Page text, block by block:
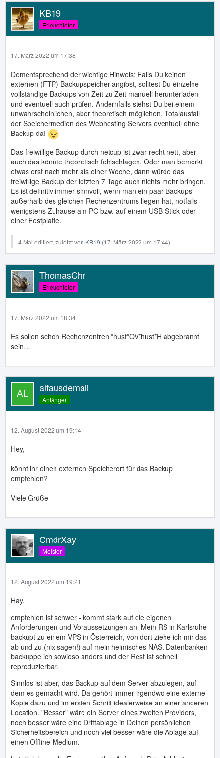
KB19
Erleuchteter
17. März 2022 um 17:38
Dementsprechend der wichtige Hinweis: Falls Du keinen
externen (FTP) Backupspeicher angibst, solltest Du einzelne
vollständige Backups von Zeit zu Zeit manuell herunterladen
und eventuell auch prüfen. Andernfalls stehst Du bei einem
unwahrscheinlichen, aber theoretisch möglichen, Totalausfall
der Speichermedien des Webhosting Servers eventuell ohne
Backup da!
Das freiwillige Backup durch netcup ist zwar recht nett, aber
auch das könnte theoretisch fehlschlagen. Oder man bemerkt
etwas erst nach mehr als einer Woche, dann würde das
freiwillige Backup der letzten 7 Tage auch nichts mehr bringen.
Es ist definitiv immer sinnvoll, wenn man ein paar Backups
außerhalb des gleichen Rechenzentrums liegen hat, notfalls
wenigstens Zuhause am PC bzw. auf einem USB-Stick oder
einer Festplatte.
4 Mal editiert, zuletzt von KB19 (17. März 2022 um 17:44)
ThomasChr
Erleuchteter
17. März 2022 um 18:34
Es sollen schon Rechenzentren *hust*OV*hust*H abgebrannt
sein…
alfausdemall
Anfänger
12. August 2022 um 19:14
Hey,
könnt ihr einen externen Speicherort für das Backup
empfehlen?
Viele Grüße
CmdrXay
Meister
12. August 2022 um 19:21
Hay,
empfehlen ist schwer - kommt stark auf die eigenen
Anforderungen und Voraussetzungen an. Mein RS in Karlsruhe
backupt zu einem VPS in Österreich, von dort ziehe ich mir das
ab und zu (nix sagen!) auf mein heimisches NAS. Datenbanken
backuppe ich sowieso anders und der Rest ist schnell
reproduzierbar.
Sinnlos ist aber, das Backup auf dem Server abzulegen, auf
dem es gemacht wird. Da gehört immer irgendwo eine externe
Kopie dazu und im ersten Schritt idealerweise an einer anderen
Location. "Besser" wäre ein Server eines zweiten Providers,
noch besser wäre eine Drittablage in Deinen persönlichen
Sicherheitsbereich und noch viel besser wäre die Ablage auf
einen Offline-Medium.